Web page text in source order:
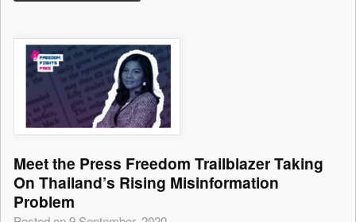
Meet the Press Freedom Trailblazer Taking
On Thailand’s Rising Misinformation
Problem